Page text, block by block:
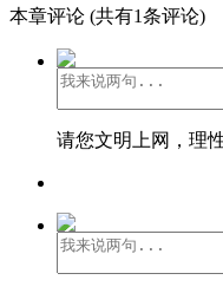
本章评论 (共有1条评论)
请您文明上网，理